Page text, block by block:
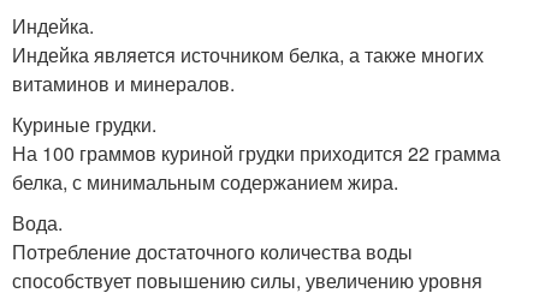
Индейка.
Индейка является источником белка, а также многих
витаминов и минералов.
Куриные грудки.
На 100 граммов куриной грудки приходится 22 грамма
белка, с минимальным содержанием жира.
Вода.
Потребление достаточного количества воды
способствует повышению силы, увеличению уровня